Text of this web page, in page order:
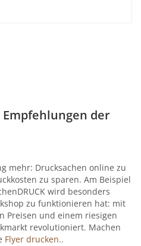
der
mehr: Drucksachen online zu
zu sparen. Am Beispiel
wird besonders
zu funktionieren hat: mit
Preisen und einem riesigen
revolutioniert. Machen
Flyer drucken..